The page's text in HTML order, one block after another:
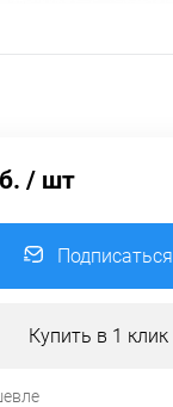
/ шт
Подписаться
Купить в 1 клик